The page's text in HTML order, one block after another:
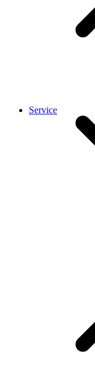
Service